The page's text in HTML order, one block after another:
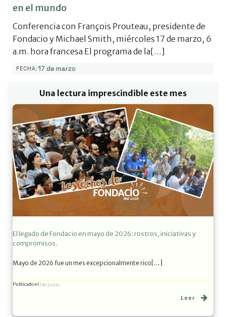
en el mundo
Conferencia con François Prouteau, presidente de
Fondacio y Michael Smith, miércoles 17 de marzo, 6
a.m. hora francesa El programa de la[…]
FECHA:17 de marzo
Una lectura imprescindible este mes
El legado de Fondacio en mayo de 2026: rostros, iniciativas y
compromisos.
Mayo de 2026 fue un mes excepcionalmente rico[…]
Publicado el 3 de junio
Leer